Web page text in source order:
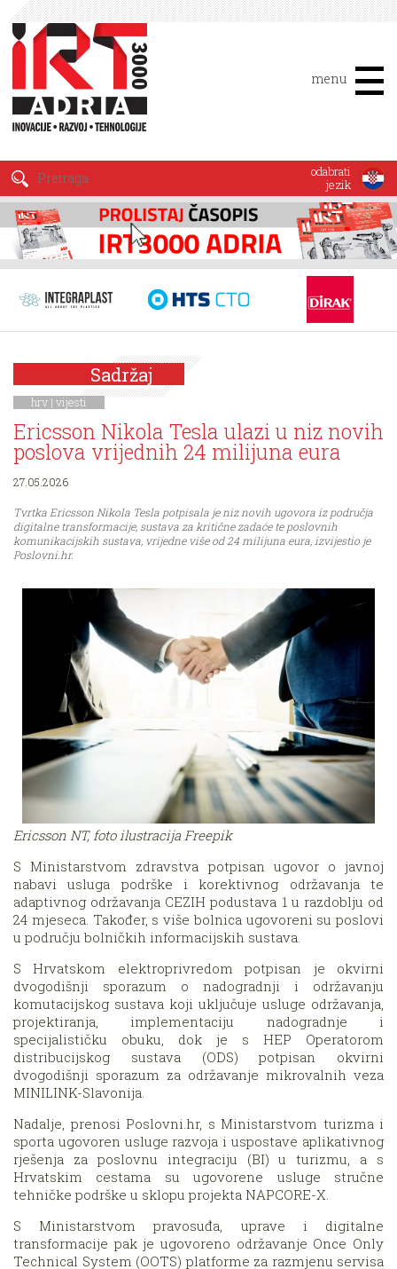
menu
odabrati
jezik
Sadržaj
hrv | vijesti
Ericsson Nikola Tesla ulazi u niz novih
poslova vrijednih 24 milijuna eura
27.05.2026
Tvrtka Ericsson Nikola Tesla potpisala je niz novih ugovora iz područja
digitalne transformacije, sustava za kritične zadaće te poslovnih
komunikacijskih sustava, vrijedne više od 24 milijuna eura, izvijestio je
Poslovni.hr.
Ericsson NT, foto ilustracija Freepik
S Ministarstvom zdravstva potpisan ugovor o javnoj
nabavi usluga podrške i korektivnog održavanja te
adaptivnog održavanja CEZIH podustava 1 u razdoblju od
24 mjeseca. Također, s više bolnica ugovoreni su poslovi
u području bolničkih informacijskih sustava.
S Hrvatskom elektroprivredom potpisan je okvirni
dvogodišnji sporazum o nadogradnji i održavanju
komutacijskog sustava koji uključuje usluge održavanja,
projektiranja, implementaciju nadogradnje i
specijalističku obuku, dok je s HEP Operatorom
distribucijskog sustava (ODS) potpisan okvirni
dvogodišnji sporazum za održavanje mikrovalnih veza
MINILINK-Slavonija.
Nadalje, prenosi Poslovni.hr, s Ministarstvom turizma i
sporta ugovoren usluge razvoja i uspostave aplikativnog
rješenja za poslovnu integraciju (BI) u turizmu, a s
Hrvatskim cestama su ugovorene usluge stručne
tehničke podrške u sklopu projekta NAPCORE-X.
S Ministarstvom pravosuđa, uprave i digitalne
transformacije pak je ugovoreno održavanje Once Only
Technical System (OOTS) platforme za razmjenu servisa